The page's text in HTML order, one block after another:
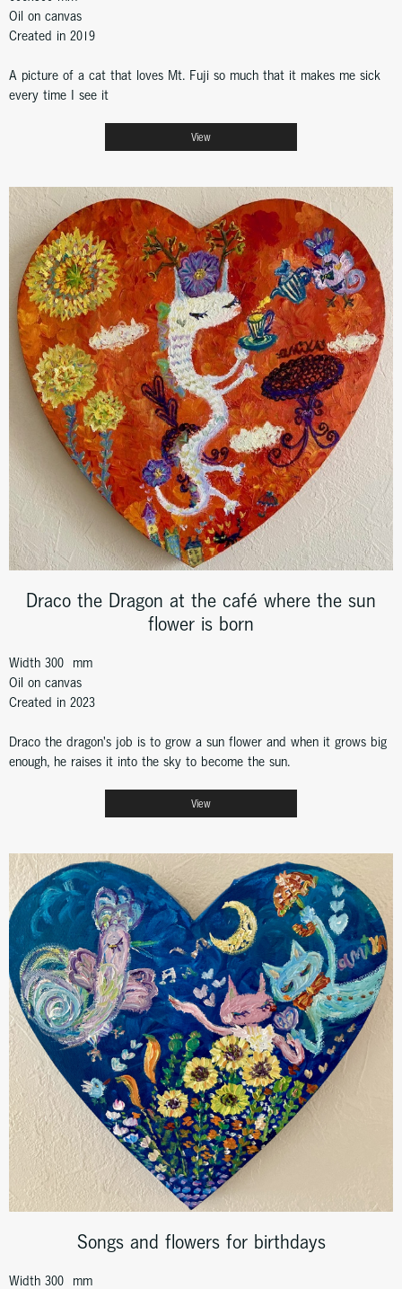
Oil on canvas
Created in 2019
A picture of a cat that loves Mt. Fuji so much that it makes me sick
every time I see it
View
Draco the Dragon at the café where the sun
flower is born
Width 300 mm
Oil on canvas
Created in 2023
Draco the dragon's job is to grow a sun flower and when it grows big
enough, he raises it into the sky to become the sun.
View
Songs and flowers for birthdays
Width 300 mm